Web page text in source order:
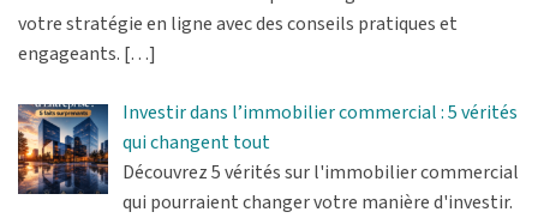
votre stratégie en ligne avec des conseils pratiques et
engageants. […]
Investir dans l’immobilier commercial : 5 vérités
qui changent tout
Découvrez 5 vérités sur l'immobilier commercial
qui pourraient changer votre manière d'investir.